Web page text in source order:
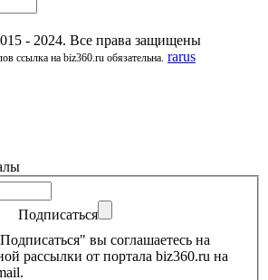
- 2024. Все права защищены
ссылка на biz360.ru обязательна. rarus
Подписаться
вы соглашаетесь на
рассылки от портала biz360.ru на